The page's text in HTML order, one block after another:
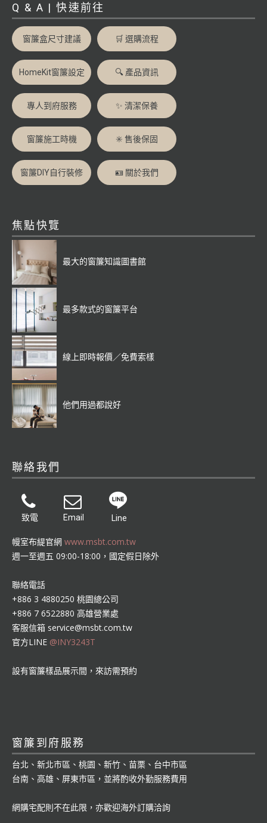
Q & A | 快速前往
窗簾盒尺寸建議 🛒 選購流程
HomeKit窗簾設定 🔍 產品資訊
專人到府服務 ✨ 清潔保養
窗簾施工時機 ✳️ 售後保固
窗簾DIY自行裝修 🪪 關於我們
焦點快覽
最大的窗簾知識圖書館
最多款式的窗簾平台
線上即時報價／免費索樣
他們用過都說好
聯絡我們
致電 Email Line
幔室布緹官網 www.msbt.com.tw
週一至週五 09:00-18:00，國定假日除外
聯絡電話
+886 3 4880250 桃園總公司
+886 7 6522880 高雄營業處
客服信箱 service@msbt.com.tw
官方LINE @INY3243T
設有窗簾樣品展示間，來訪需預約
窗簾到府服務
台北、新北市區、桃園、新竹、苗栗、台中市區
台南、高雄、屏東市區，並將酌收外勤服務費用
網購宅配則不在此限，亦歡迎海外訂購洽詢